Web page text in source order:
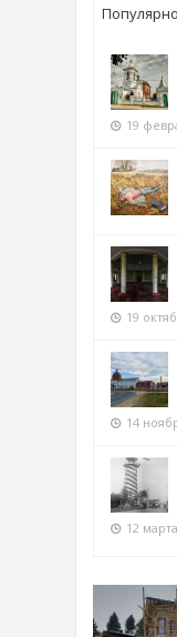
19
19
14
12